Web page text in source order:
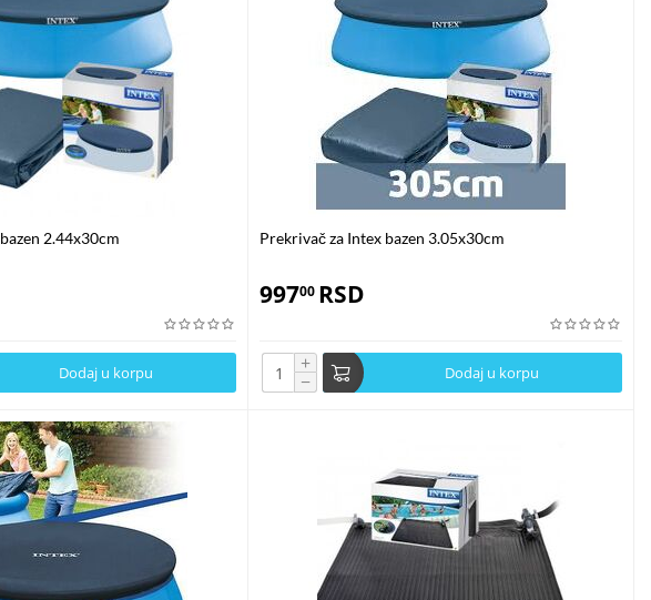
potrebu za korišćenjem električne energije za zagrijavanje vode. Korišćenjem solarnog
hemikalija doprinosi manjoj zagađenosti vode i okoline.
i skidaju uz pomoć ručnog rol sistema, dok se kod manjih bazena prekrivači lako postavljaju
vode tako da pluta, sa mehurićima okrenutim ka vodi. Za optimalnu efikasnost,
čineći ih praktičnim za svakodnevnu upotrebu.
čišćenje prekrivača blagim sapunom i vodom, kao i redovno uklanjanje lišća i drugih
kako bi se izbeglo oštećenje od UV zraka.
zagrijavanju vode, dok tokom leta održava temperaturu i smanjuje isparavanje. U jesen,
sezone kupanja i smanjenje upotrebe hemikalija. Bez obzira na vrstu bazena koji
godine.
najbolji prekrivač za vaš bazen. Iskoristite sve prednosti solarnog prekrivača za
2.44x30cm
Dodaj u korpu
Prekrivač za Intex bazen 3.05x30cm
99700 RSD
+
− Dodaj u korpu